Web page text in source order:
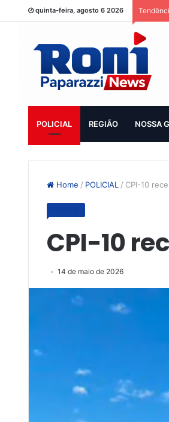
quinta-feira, agosto 6 2026
POLICIAL REGIÃO NOSSA
Home / POLICIAL / CPI-10
CPI-10
14 de maio de 2026